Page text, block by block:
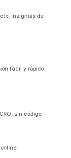
insignias de
fácil y rápido
sin código